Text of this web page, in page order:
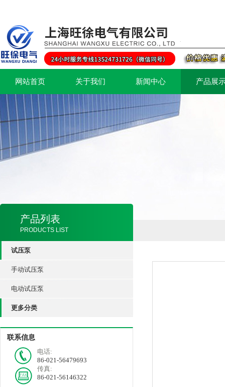
网站首页 关于我们 新闻中心 产品展
产品列表
PRODUCTS LIST
试压泵
手动试压泵
电动试压泵
更多分类
联系信息
电话:
86-021-56479693
传真:
86-021-56146322